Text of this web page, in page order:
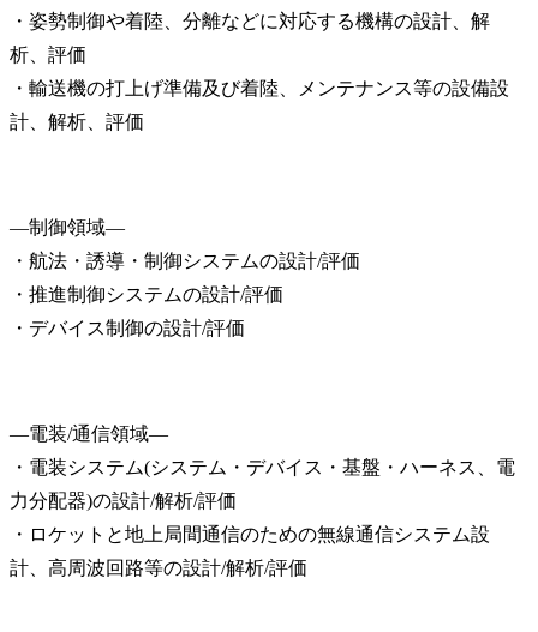
・姿勢制御や着陸、分離などに対応する機構の設計、解
析、評価
・輸送機の打上げ準備及び着陸、メンテナンス等の設備設
計、解析、評価
―制御領域―
・航法・誘導・制御システムの設計/評価
・推進制御システムの設計/評価
・デバイス制御の設計/評価
―電装/通信領域―
・電装システム(システム・デバイス・基盤・ハーネス、電
力分配器)の設計/解析/評価­
・ロケットと地上局間通信のための無線通信システム設
計、高周波回路等の設計/解析/評価